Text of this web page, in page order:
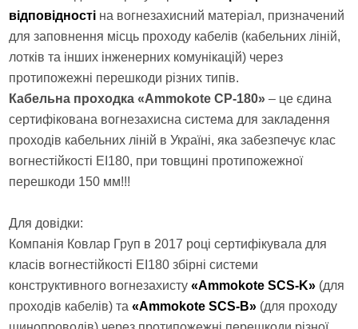
відповідності на вогнезахисний матеріал, призначений
для заповнення місць проходу кабелів (кабельних ліній,
лотків та інших інженерних комунікацій) через
протипожежні перешкоди різних типів.
Кабельна проходка «Ammokote СР-180» – це єдина
сертифікована вогнезахисна система для закладення
проходів кабельних ліній в Україні, яка забезпечує клас
вогнестійкості EI180, при товщині протипожежної
перешкоди 150 мм!!!
Для довідки:
Компанія Ковлар Груп в 2017 році сертифікувала для
класів вогнестійкості EI180 збірні системи
конструктивного вогнезахисту«Ammokote SCS-K» (для
проходів кабелів) та«Ammokote SCS-В» (для проходу